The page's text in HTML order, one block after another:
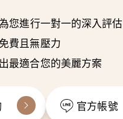
您進行一對一的深入評估
費且無壓力
最適合您的美麗方案
官方帳號